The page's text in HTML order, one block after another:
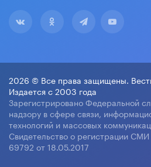
2026 © Все права защищены.
Издается с 2003 года
Зарегистрировано Федеральной
надзору в сфере связи,
технологий и массовых
Свидетельство о регистрации
69792 от 18.05.2017